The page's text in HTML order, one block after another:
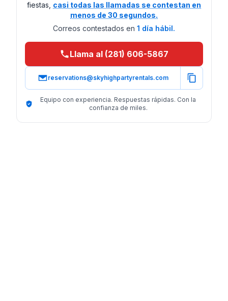
fiestas, casi todas las llamadas se contestan en
menos de 30 segundos.
Correos contestados en 1 día hábil.
Llama al (281) 606-5867
reservations@skyhighpartyrentals.com
Equipo con experiencia. Respuestas rápidas. Con la
confianza de miles.